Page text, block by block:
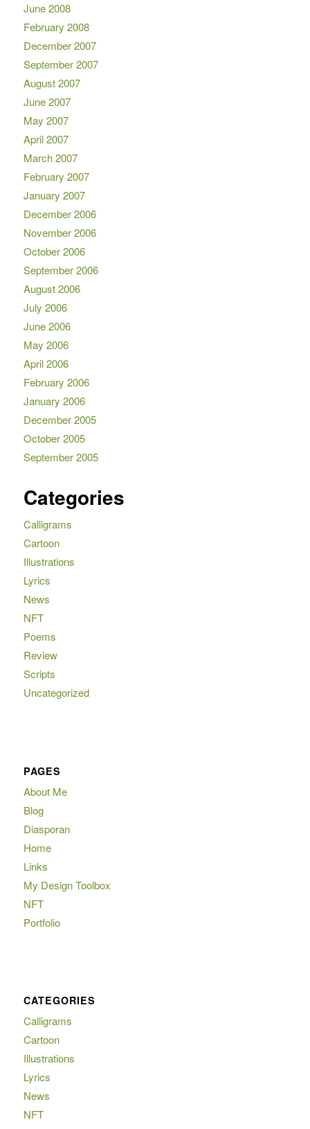
June 2008
February 2008
December 2007
September 2007
August 2007
June 2007
May 2007
April 2007
March 2007
February 2007
January 2007
December 2006
November 2006
October 2006
September 2006
August 2006
July 2006
June 2006
May 2006
April 2006
February 2006
January 2006
December 2005
October 2005
September 2005
Categories
Calligrams
Cartoon
Illustrations
Lyrics
News
NFT
Poems
Review
Scripts
Uncategorized
PAGES
About Me
Blog
Diasporan
Home
Links
My Design Toolbox
NFT
Portfolio
CATEGORIES
Calligrams
Cartoon
Illustrations
Lyrics
News
NFT